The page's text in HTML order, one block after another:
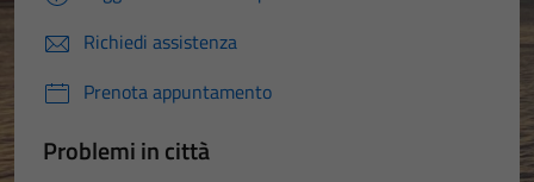
Richiedi assistenza
Prenota appuntamento
Problemi in città